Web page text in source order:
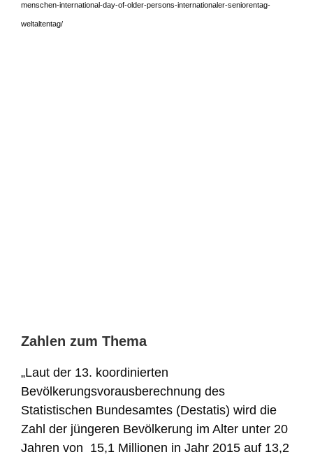
menschen-international-day-of-older-persons-internationaler-seniorentag-
weltaltentag/
Zahlen zum Thema
„Laut der 13. koordinierten
Bevölkerungsvorausberechnung des
Statistischen Bundesamtes (Destatis) wird die
Zahl der jüngeren Bevölkerung im Alter unter 20
Jahren von 15,1 Millionen in Jahr 2015 auf 13,2